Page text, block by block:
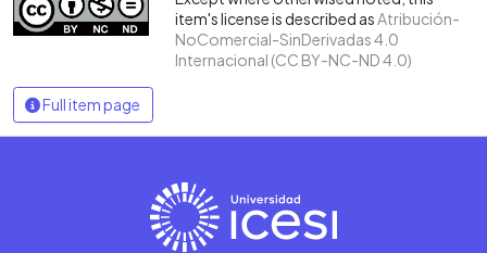
item's license is described asAtribución-
NoComercial-SinDerivadas 4.0
Internacional (CC BY-NC-ND 4.0)
Full item page